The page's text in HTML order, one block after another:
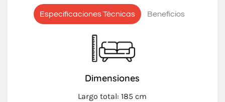
Especificaciones Técnicas Beneficios
Dimensiones
Largo total: 185 cm